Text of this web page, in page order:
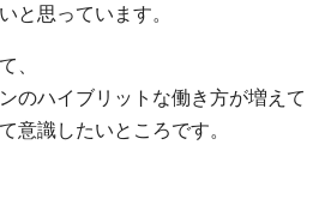
と思っています。
、
のハイブリットな働き方が増えて
意識したいところです。